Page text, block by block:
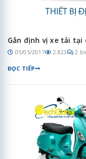
Gắn định vị xe tải tại
05/05/2017 2.823 2
ĐỌC TIẾP